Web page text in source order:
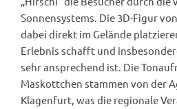
Sonnensystems. Die 3D-Figur
dabei direkt im Gelände
Erlebnis schafft und
sehr ansprechend ist. Die
Maskottchen stammen von der
Klagenfurt, was die regionale